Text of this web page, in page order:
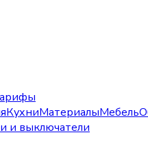
КухниМатериалыМебель
и выключатели